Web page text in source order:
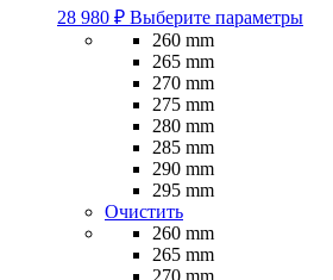
28 980 ₽ Выберите параметрыЭтот
260 mm
265 mm
270 mm
275 mm
280 mm
285 mm
290 mm
295 mm
Очистить
260 mm
265 mm
270 mm